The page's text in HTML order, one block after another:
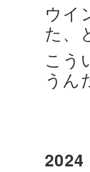
ウイ
た、
こう
うん
2024